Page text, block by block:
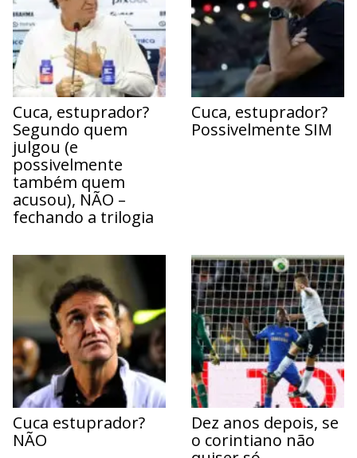
Cuca, estuprador?
Segundo quem
julgou (e
possivelmente
também quem
acusou), NÃO –
fechando a trilogia
Cuca, estuprador?
Possivelmente SIM
Cuca estuprador?
NÃO
Dez anos depois, se
o corintiano não